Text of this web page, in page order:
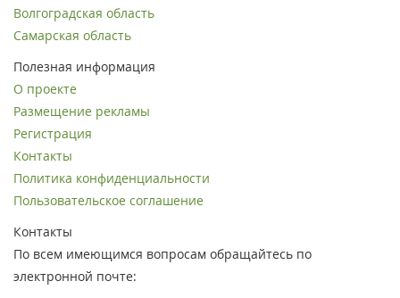
Волгоградская область
Самарская область
Полезная информация
О проекте
Размещение рекламы
Регистрация
Контакты
Политика конфиденциальности
Пользовательское соглашение
Контакты
По всем имеющимся вопросам обращайтесь по
электронной почте: